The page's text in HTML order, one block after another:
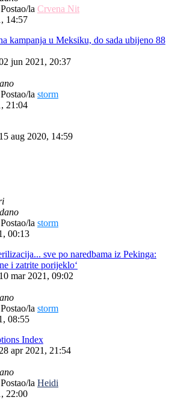
Postao/la Crvena Nit
14:57
kampanja u Meksiku, do sada ubijeno 88
jun 2021, 20:37
Postao/la storm
21:04
15 aug 2020, 14:59
Postao/la storm
00:13
sve po naredbama iz Pekinga:
i zatrite porijeklo‘
10 mar 2021, 09:02
Postao/la storm
08:55
Index
28 apr 2021, 21:54
Postao/la Heidi
22:00